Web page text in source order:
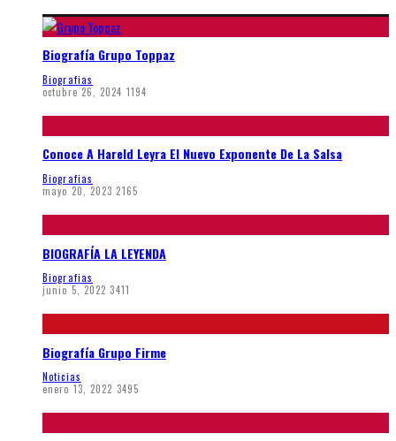
Biografía Grupo Toppaz
Biografias
octubre 26, 2024 1194
Conoce A Hareld Leyra El Nuevo Exponente De La Salsa
Biografias
mayo 20, 2023 2165
BIOGRAFÍA LA LEYENDA
Biografias
junio 5, 2022 3411
Biografía Grupo Firme
Noticias
enero 13, 2022 3495